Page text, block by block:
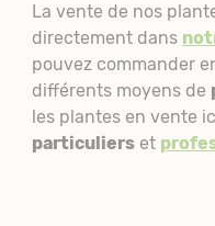
La vente de nos
directement dans
pouvez commander
différents moyens de
les plantes en vente
particulierset